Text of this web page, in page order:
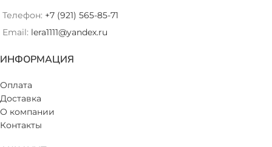
Телефон: +7 (921) 565-85-71
Email: lera1111@yandex.ru
ИНФОРМАЦИЯ
Оплата
Доставка
О компании
Контакты